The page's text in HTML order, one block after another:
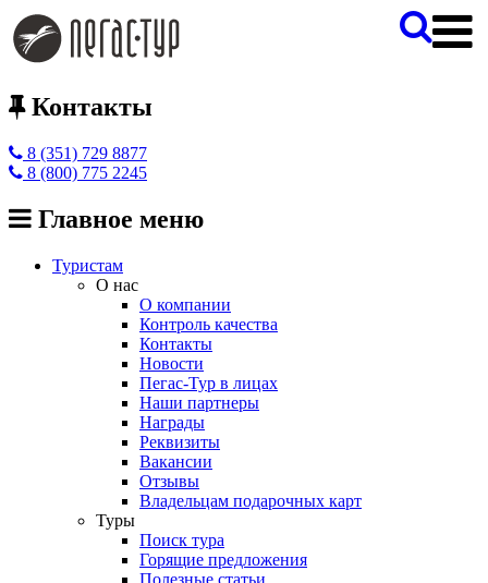
Контакты
8 (351) 729 8877
8 (800) 775 2245
Главное меню
Туристам
О нас
О компании
Контроль качества
Контакты
Новости
Пегас-Тур в лицах
Наши партнеры
Награды
Реквизиты
Вакансии
Отзывы
Владельцам подарочных карт
Туры
Поиск тура
Горящие предложения
Полезные статьи